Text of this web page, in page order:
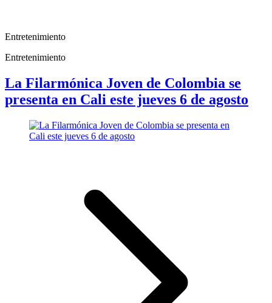
Entretenimiento
Entretenimiento
La Filarmónica Joven de Colombia se
presenta en Cali este jueves 6 de agosto